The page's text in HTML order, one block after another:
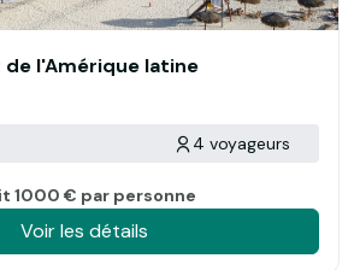
l'Amérique latine
4 voyageurs
1000 € par personne
Voir les détails